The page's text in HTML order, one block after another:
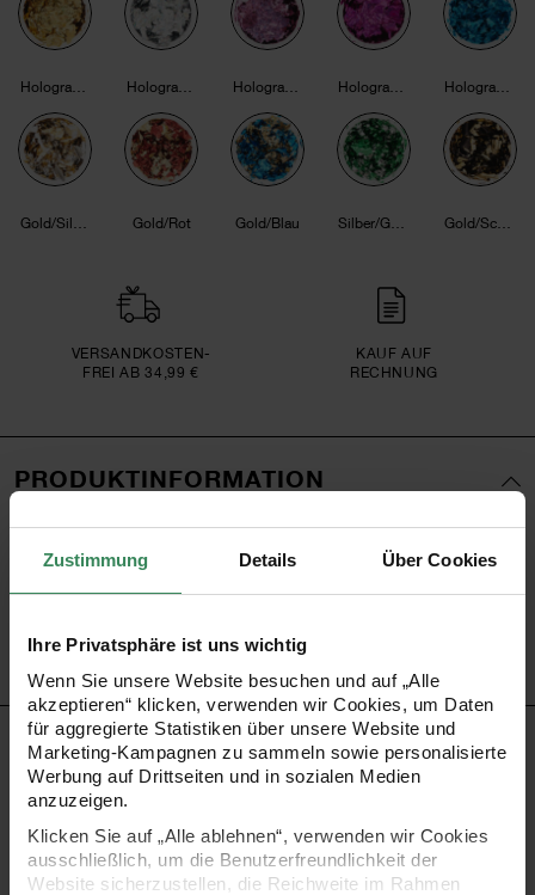
Zustimmung Details Über Cookies
Ihre Privatsphäre ist uns wichtig
Wenn Sie unsere Website besuchen und auf „Alle
akzeptieren“ klicken, verwenden wir Cookies, um Daten
für aggregierte Statistiken über unsere Website und
Marketing-Kampagnen zu sammeln sowie personalisierte
Werbung auf Drittseiten und in sozialen Medien
anzuzeigen.
Klicken Sie auf „Alle ablehnen“, verwenden wir Cookies
ausschließlich, um die Benutzerfreundlichkeit der
Website sicherzustellen, die Reichweite im Rahmen
Holografisch Silber Holografisch Pink
Gold/Rot Gold/Blau
VERSAND­KOSTEN­
FREI AB 34,99 €
KAUF AUF
RECHNUNG
PRODUKTINFORMATION
Material Messing
500667
PRODUKTBESCHREIBUNG
Jetzt wird´s bunt! Gestalten Sie Ihre Resin- oder
Epoxidharz-Arbeiten ganz individuell mithilfe farbintensiver
Blattmetalle. Wählen Sie dazu die gewünschten